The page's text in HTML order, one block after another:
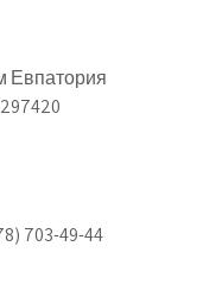
Евпатория
703-49-44